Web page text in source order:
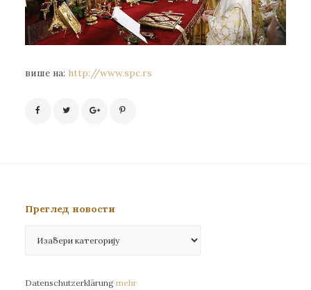
више на: http://www.spc.rs
Преглед новости
новости
Datenschutzerklärung mehr